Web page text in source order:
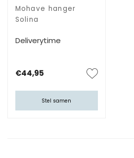
Mohave hanger
Solina
Deliverytime
€44,95
Stel samen